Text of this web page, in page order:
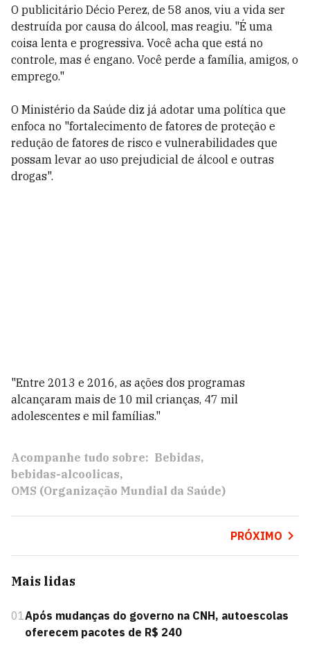
O publicitário Décio Perez, de 58 anos, viu a vida ser
destruída por causa do álcool, mas reagiu. "É uma
coisa lenta e progressiva. Você acha que está no
controle, mas é engano. Você perde a família, amigos, o
emprego."
O Ministério da Saúde diz já adotar uma política que
enfoca no "fortalecimento de fatores de proteção e
redução de fatores de risco e vulnerabilidades que
possam levar ao uso prejudicial de álcool e outras
drogas".
"Entre 2013 e 2016, as ações dos programas
alcançaram mais de 10 mil crianças, 47 mil
adolescentes e mil famílias."
Acompanhe tudo sobre: Bebidas
bebidas-alcoolicas
OMS (Organização Mundial da Saúde)
PRÓXIMO
Mais lidas
01Após mudanças do governo na CNH, autoescolas
oferecem pacotes de R$ 240